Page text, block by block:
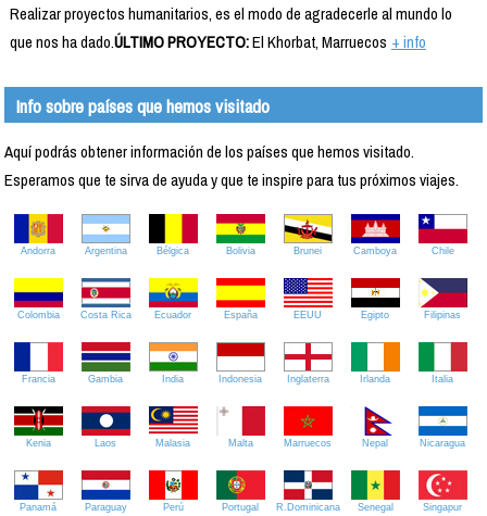
Realizar proyectos humanitarios, es el modo de agradecerle al mundo lo
que nos ha dado.ÚLTIMO PROYECTO:El Khorbat, Marruecos + info
Info sobre países que hemos visitado
Aquí podrás obtener información de los países que hemos visitado.
Esperamos que te sirva de ayuda y que te inspire para tus próximos viajes.
Andorra Argentina Bélgica Bolivia Brunei Camboya Chile
Colombia Costa Rica Ecuador España EEUU Egipto Filipinas
Francia Gambia India Indonesia Inglaterra Irlanda Italia
Kenia Laos Malasia Malta Marruecos Nepal Nicaragua
Panamá Paraguay Perú Portugal R.Dominicana Senegal Singapur